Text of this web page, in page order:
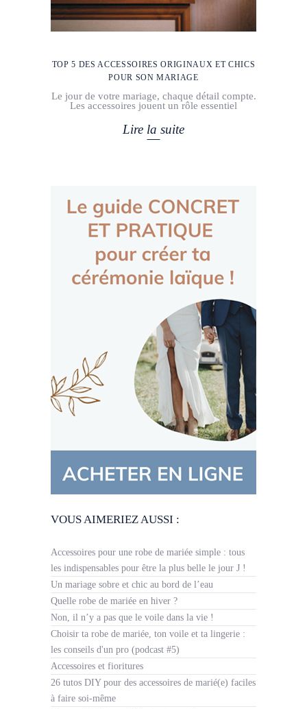
TOP 5 DES ACCESSOIRES ORIGINAUX ET CHICS
POUR SON MARIAGE
Le jour de votre mariage, chaque détail compte.
Les accessoires jouent un rôle essentiel
Lire la suite
VOUS AIMERIEZ AUSSI :
Accessoires pour une robe de mariée simple : tous
les indispensables pour être la plus belle le jour J !
Un mariage sobre et chic au bord de l’eau
Quelle robe de mariée en hiver ?
Non, il n’y a pas que le voile dans la vie !
Choisir ta robe de mariée, ton voile et ta lingerie :
les conseils d'un pro (podcast #5)
Accessoires et fioritures
26 tutos DIY pour des accessoires de marié(e) faciles
à faire soi-même